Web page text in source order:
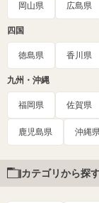
岡山県 広島県
四国
徳島県 香川県
九州・沖縄
福岡県 佐賀県
鹿児島県 沖縄
カテゴリから探